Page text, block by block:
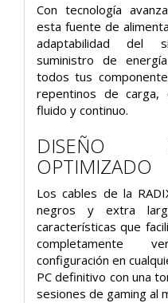
Con tecnología
esta fuente de
adaptabilidad del
suministro de
todos tus
repentinos de carga,
fluido y continuo.
DISEÑO
OPTIMIZADO
Los cables de la
negros y extra
características que
completamente
configuración en
PC definitivo con una
sesiones de gaming al